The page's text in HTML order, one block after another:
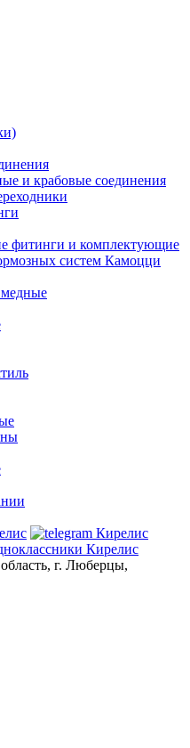
и крабовые соединения
фитинги и комплектующие
систем Камоцци
г. Люберцы,